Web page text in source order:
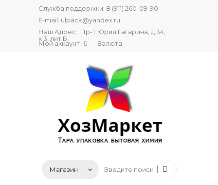
Служба поддержки: 8 (911) 260-09-90
E-mail: ulpack@yandex.ru
Наш Адрес : Пр-т Юрия Гагарина, д 34,
к 3, лит Б
Мой аккаунт Валюта: